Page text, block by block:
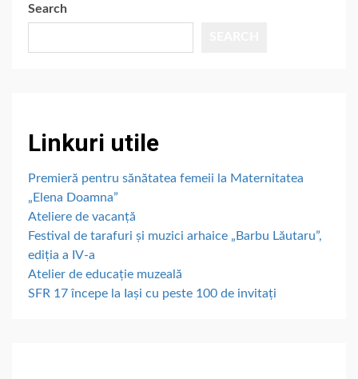
Search
Linkuri utile
Premieră pentru sănătatea femeii la Maternitatea
„Elena Doamna”
Ateliere de vacanță
Festival de tarafuri și muzici arhaice „Barbu Lăutaru”,
ediția a IV-a
Atelier de educație muzeală
SFR 17 începe la Iași cu peste 100 de invitați